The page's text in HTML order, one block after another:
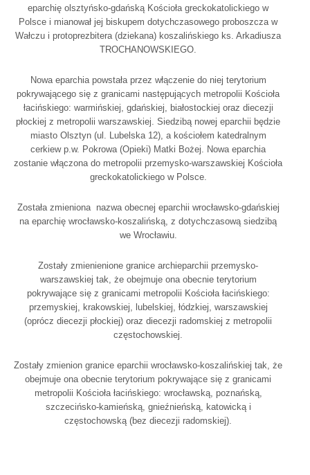
eparchię olsztyńsko-gdańską Kościoła greckokatolickiego w
Polsce i mianował jej biskupem dotychczasowego proboszcza w
Wałczu i protoprezbitera (dziekana) koszalińskiego ks. Arkadiusza
TROCHANOWSKIEGO.
Nowa eparchia powstała przez włączenie do niej terytorium
pokrywającego się z granicami następujących metropolii Kościoła
łacińskiego: warmińskiej, gdańskiej, białostockiej oraz diecezji
płockiej z metropolii warszawskiej. Siedzibą nowej eparchii będzie
miasto Olsztyn (ul. Lubelska 12), a kościołem katedralnym
cerkiew p.w. Pokrowa (Opieki) Matki Bożej. Nowa eparchia
zostanie włączona do metropolii przemysko-warszawskiej Kościoła
greckokatolickiego w Polsce.
Została zmieniona nazwa obecnej eparchii wrocławsko-gdańskiej
na eparchię wrocławsko-koszalińską, z dotychczasową siedzibą
we Wrocławiu.
Zostały zmienienione granice archieparchii przemysko-
warszawskiej tak, że obejmuje ona obecnie terytorium
pokrywające się z granicami metropolii Kościoła łacińskiego:
przemyskiej, krakowskiej, lubelskiej, łódzkiej, warszawskiej
(oprócz diecezji płockiej) oraz diecezji radomskiej z metropolii
częstochowskiej.
Zostały zmienion granice eparchii wrocławsko-koszalińskiej tak, że
obejmuje ona obecnie terytorium pokrywające się z granicami
metropolii Kościoła łacińskiego: wrocławską, poznańską,
szczecińsko-kamieńską, gnieźnieńską, katowicką i
częstochowską (bez diecezji radomskiej).